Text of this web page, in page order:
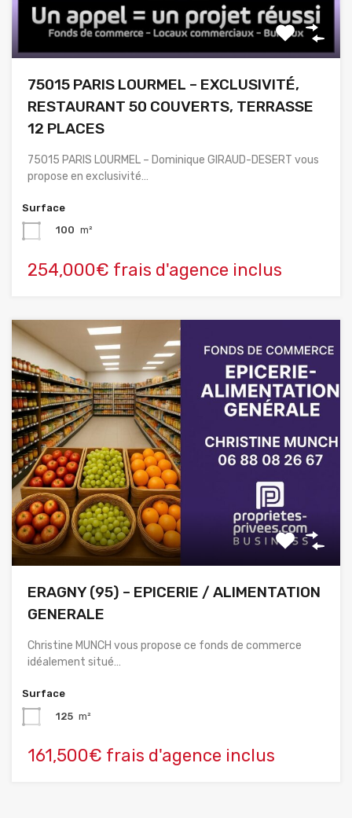
75015 PARIS LOURMEL – EXCLUSIVITÉ,
RESTAURANT 50 COUVERTS, TERRASSE
12 PLACES
75015 PARIS LOURMEL – Dominique GIRAUD-DESERT vous
propose en exclusivité…
Surface
100 m²
254,000€ frais d'agence inclus
ERAGNY (95) – EPICERIE / ALIMENTATION
GENERALE
Christine MUNCH vous propose ce fonds de commerce
idéalement situé…
Surface
125 m²
161,500€ frais d'agence inclus